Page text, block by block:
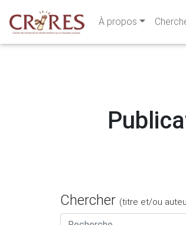
À propos
Chercher (titre et/ou